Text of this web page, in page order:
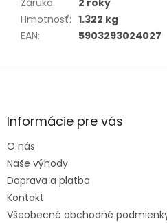
Záruka:
2 roky
Hmotnosť: 1.322 kg
EAN: 5903293024027
Zápätie
Informácie pre vás
O nás
Naše výhody
Doprava a platba
Kontakt
Všeobecné obchodné